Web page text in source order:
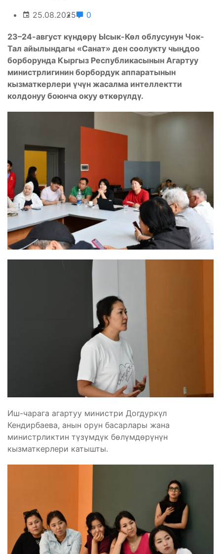
25.08.2025 0
23–24-август күндөрү Ысык-Көл облусунун Чок-
Тал айылындагы «Санат» ден соолукту чыңдоо
борборунда Кыргыз Республикасынын Агартуу
министрлигинин борбордук аппаратынын
кызматкерлери үчүн жасалма интеллектти
колдонуу боюнча окуу өткөрүлдү.
Иш-чарага агартуу министри Догдуркүл
Кендирбаева, анын орун басарлары жана
министрликтин түзүмдүк бөлүмдөрүнүн
кызматкерлери катышты.